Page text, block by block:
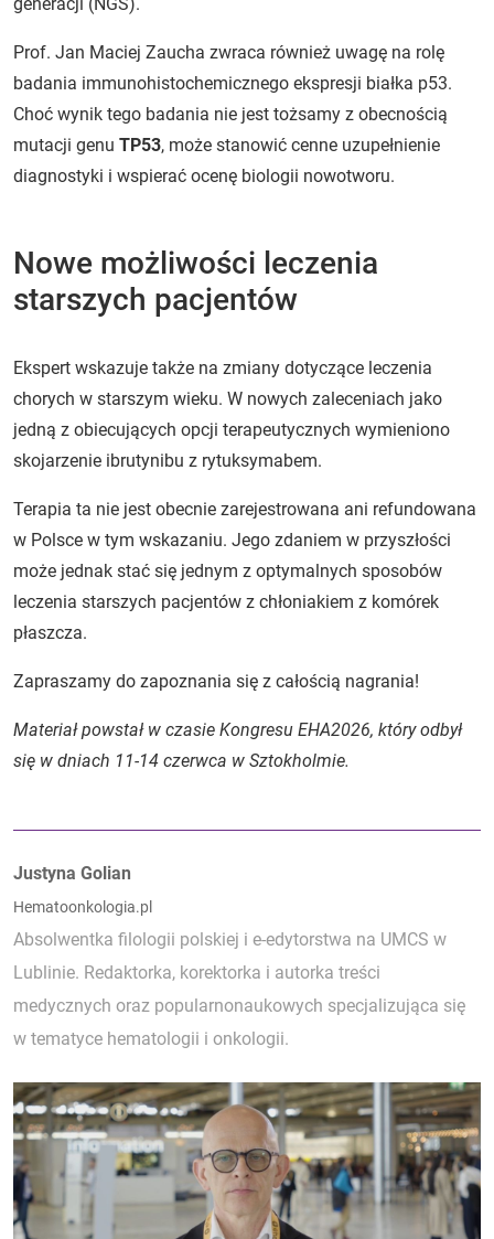
Prof. Jan Maciej Zaucha zwraca również uwagę na rolę
badania immunohistochemicznego ekspresji białka p53.
Choć wynik tego badania nie jest tożsamy z obecnością
mutacji genu TP53, może stanowić cenne uzupełnienie
diagnostyki i wspierać ocenę biologii nowotworu.
Nowe możliwości leczenia
starszych pacjentów
Ekspert wskazuje także na zmiany dotyczące leczenia
chorych w starszym wieku. W nowych zaleceniach jako
jedną z obiecujących opcji terapeutycznych wymieniono
skojarzenie ibrutynibu z rytuksymabem.
Terapia ta nie jest obecnie zarejestrowana ani refundowana
w Polsce w tym wskazaniu. Jego zdaniem w przyszłości
może jednak stać się jednym z optymalnych sposobów
leczenia starszych pacjentów z chłoniakiem z komórek
płaszcza.
Zapraszamy do zapoznania się z całością nagrania!
Materiał powstał w czasie Kongresu EHA2026, który odbył
się w dniach 11-14 czerwca w Sztokholmie.
Autorzy:
Justyna Golian
Hematoonkologia.pl
Absolwentka filologii polskiej i e-edytorstwa na UMCS w
Lublinie. Redaktorka, korektorka i autorka treści
medycznych oraz popularnonaukowych specjalizująca się
w tematyce hematologii i onkologii.